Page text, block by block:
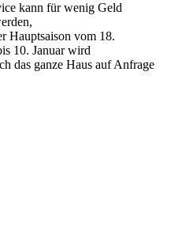
kann für wenig Geld
Hauptsaison vom 18.
10. Januar wird
das ganze Haus auf Anfrage